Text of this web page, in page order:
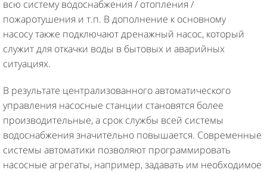
всю систему водоснабжения / отопления /
пожаротушения и т.п. В дополнение к основному
насосу также подключают дренажный насос, который
служит для откачки воды в бытовых и аварийных
ситуациях.
В результате централизованного автоматического
управления насосные станции становятся более
производительные, а срок службы всей системы
водоснабжения значительно повышается. Современные
системы автоматики позволяют программировать
насосные агрегаты, например, задавать им необходимое